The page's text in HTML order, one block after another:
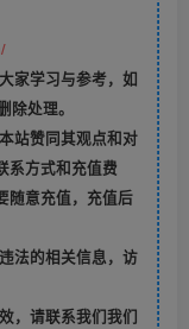
家学习与参考，如
处理。
站赞同其观点和对
系方式和充值费
随意充值，充值后
法的相关信息，访
，请联系我们我们